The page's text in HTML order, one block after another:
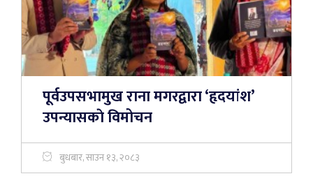
पूर्वउपसभामुख राना मगरद्वारा ‘हृदयांश’
उपन्यासकाे विमोचन
बुधबार, साउन १३, २०८३